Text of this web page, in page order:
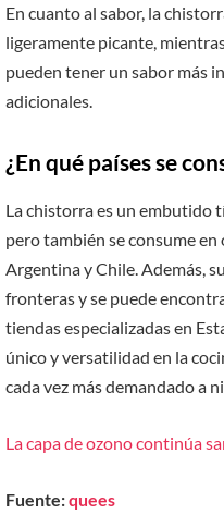
En cuanto al sabor, la
ligeramente picante,
pueden tener un sabor más
adicionales.
¿En qué países se
La chistorra es un embutido
pero también se consume
Argentina y Chile. Además,
fronteras y se puede
tiendas especializadas en
único y versatilidad en la
cada vez más demandado a
La capa de ozono continúa
Fuente:quees